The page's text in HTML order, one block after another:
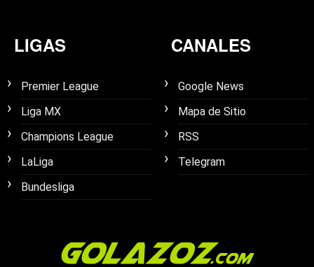
LIGAS
Premier League
Liga MX
Champions League
LaLiga
Bundesliga
CANALES
Google News
Mapa de Sitio
RSS
Telegram